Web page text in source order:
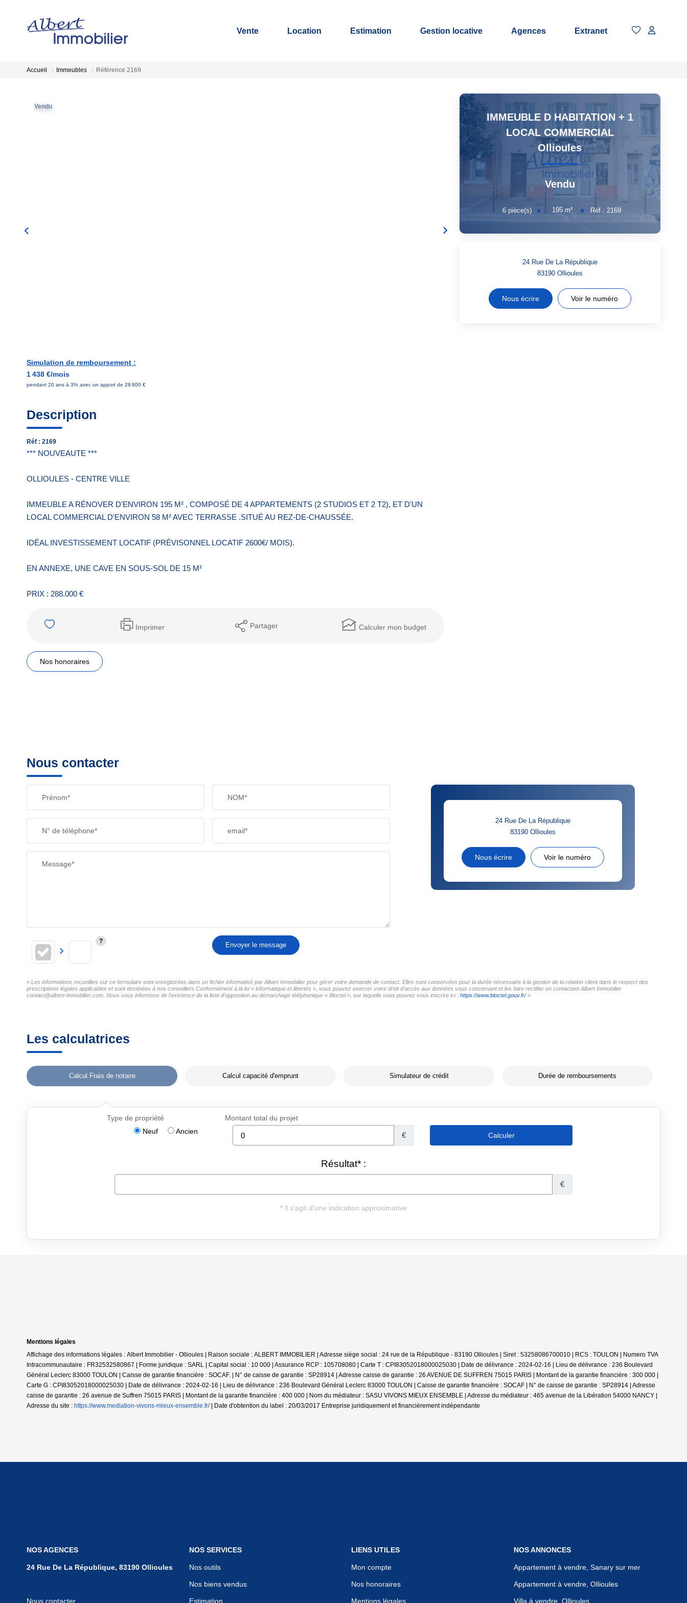
Vente Location Estimation Gestion locative Agences Extranet
Accueil Immeubles Référence 2169
Vendu
Simulation de remboursement :
1 438 €/mois
pendant 20 ans à 3% avec un apport de 28 800 €
Description
Réf : 2169
*** NOUVEAUTE ***
OLLIOULES - CENTRE VILLE
IMMEUBLE A RÉNOVER D'ENVIRON 195 M² , COMPOSÉ DE 4 APPARTEMENTS (2 STUDIOS ET 2 T2), ET D'UN
LOCAL COMMERCIAL D'ENVIRON 58 M² AVEC TERRASSE .SITUÉ AU REZ-DE-CHAUSSÉE.
IDÉAL INVESTISSEMENT LOCATIF (PRÉVISONNEL LOCATIF 2600€/ MOIS).
EN ANNEXE, UNE CAVE EN SOUS-SOL DE 15 M²
PRIX : 288.000 €
Imprimer Partager Calculer mon budget
Nos honoraires
IMMEUBLE D HABITATION + 1
LOCAL COMMERCIAL
Ollioules
Vendu
6pièce(s) 195m² Réf : 2169
24 Rue De La République
83190 Ollioules
Nous écrire Voir le numéro
Nous contacter
Prénom* NOM*
N° de téléphone* email*
Message*
Envoyer le message
24 Rue De La République
83190 Ollioules
Nous écrire Voir le numéro
« Les informations recueillies sur ce formulaire sont enregistrées dans un fichier informatisé par Albert Immobilier pour gérer votre demande de contact. Elles sont conservées pour la durée nécessaire à la gestion de la relation client dans le respect des
prescriptions légales applicables et sont destinées à nos conseillers Conformément à la loi « informatique et libertés », vous pouvez exercer votre droit d'accès aux données vous concernant et les faire rectifier en contactant Albert Immobilier
contact@albert-immobilier.com. Nous vous informons de l'existence de la liste d'opposition au démarchage téléphonique « Bloctel », sur laquelle vous pouvez vous inscrire ici : https://www.bloctel.gouv.fr/»
Les calculatrices
Calcul Frais de notaire Calcul capacité d'emprunt Simulateur de crédit Durée de remboursements
Mentions légales
Affichage des informations légales : Albert Immobilier - Ollioules | Raison sociale : ALBERT IMMOBILIER | Adresse siège social : 24 rue de la République - 83190 Ollioules | Siret : 53258086700010 | RCS : TOULON | Numero TVA
Intracommunautaire : FR32532580867 | Forme juridique : SARL | Capital social : 10 000 | Assurance RCP : 105708080 | Carte T : CPI83052018000025030 | Date de délivrance : 2024-02-16 | Lieu de délivrance : 236 Boulevard
Général Leclerc 83000 TOULON | Caisse de garantie financière : SOCAF. | N° de caisse de garantie : SP28914 | Adresse caisse de garantie : 26 AVENUE DE SUFFREN 75015 PARIS | Montant de la garantie financière : 300 000 |
Carte G : CPI83052018000025030 | Date de délivrance : 2024-02-16 | Lieu de délivrance : 236 Boulevard Général Leclerc 83000 TOULON | Caisse de garantie financière : SOCAF | N° de caisse de garantie : SP28914 | Adresse
caisse de garantie : 26 avenue de Suffren 75015 PARIS | Montant de la garantie financière : 400 000 | Nom du médiateur : SASU VIVONS MIEUX ENSEMBLE | Adresse du médiateur : 465 avenue de la Libération 54000 NANCY |
Adresse du site : https://www.mediation-vivons-mieux-ensemble.fr/| Date d'obtention du label : 20/03/2017 Entreprise juridiquement et financièrement indépendante
NOS AGENCES
24 Rue De La République, 83190 Ollioules
Nous contacter
NOS SERVICES
Nos outils
Nos biens vendus
Estimation
LIENS UTILES
Mon compte
Nos honoraires
Mentions légales
NOS ANNONCES
Appartement à vendre, Sanary sur mer
Appartement à vendre, Ollioules
Villa à vendre, Ollioules